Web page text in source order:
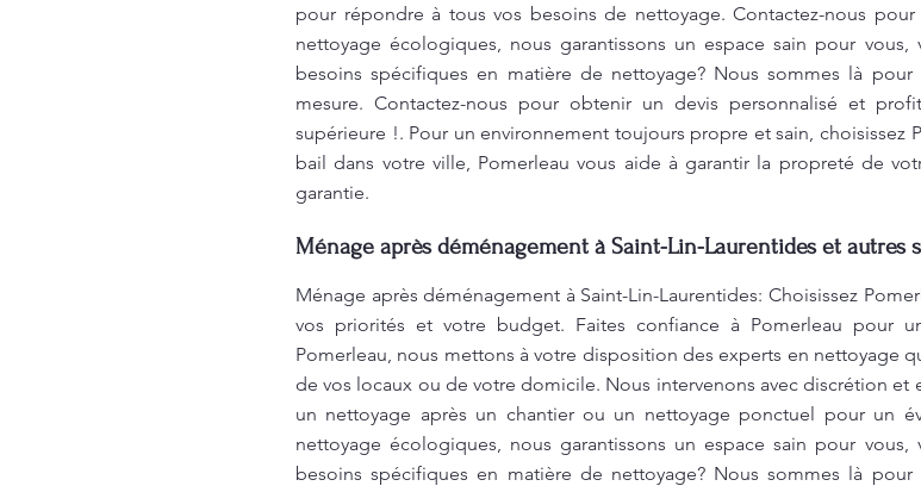
pour répondre à tous vos besoins de nettoyage. Contactez-nous
nettoyage écologiques, nous garantissons un espace sain pour
besoins spécifiques en matière de nettoyage? Nous sommes là
mesure. Contactez-nous pour obtenir un devis personnalisé et
supérieure !. Pour un environnement toujours propre et sain, choisissez
bail dans votre ville, Pomerleau vous aide à garantir la propreté de
garantie.
Ménage après déménagement à Saint-Lin-Laurentides et autres
Ménage après déménagement à Saint-Lin-Laurentides: Choisissez
vos priorités et votre budget. Faites confiance à Pomerleau pour
Pomerleau, nous mettons à votre disposition des experts en nettoyage
de vos locaux ou de votre domicile. Nous intervenons avec discrétion
un nettoyage après un chantier ou un nettoyage ponctuel pour un
nettoyage écologiques, nous garantissons un espace sain pour
besoins spécifiques en matière de nettoyage? Nous sommes là